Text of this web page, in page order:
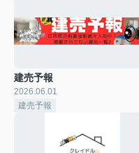
建売予報
2026.06.01
建売予報